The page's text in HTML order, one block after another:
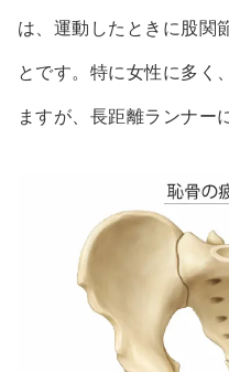
は、運動したときに股関
とです。特に女性に多く
ますが、長距離ランナー